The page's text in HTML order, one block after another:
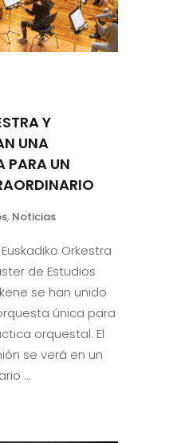
Y
UNA
PARA UN
, Noticias
Orkestra
de Estudios
se han unido
única para
orquestal. El
se verá en un